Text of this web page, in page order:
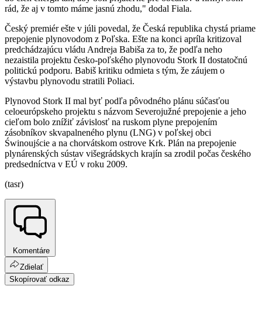
rád, že aj v tomto máme jasnú zhodu," dodal Fiala.
Český premiér ešte v júli povedal, že Česká republika chystá priame
prepojenie plynovodom z Poľska. Ešte na konci apríla kritizoval
predchádzajúcu vládu Andreja Babiša za to, že podľa neho
nezaistila projektu česko-poľského plynovodu Stork II dostatočnú
politickú podporu. Babiš kritiku odmieta s tým, že záujem o
výstavbu plynovodu stratili Poliaci.
Plynovod Stork II mal byť podľa pôvodného plánu súčasťou
celoeurópskeho projektu s názvom Severojužné prepojenie a jeho
cieľom bolo znížiť závislosť na ruskom plyne prepojením
zásobníkov skvapalneného plynu (LNG) v poľskej obci
Świnoujście a na chorvátskom ostrove Krk. Plán na prepojenie
plynárenských sústav višegrádskych krajín sa zrodil počas českého
predsedníctva v EÚ v roku 2009.
(tasr)
Komentáre
Zdielať
Skopírovať odkaz